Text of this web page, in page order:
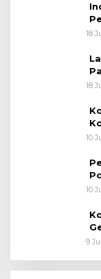
18
18
10
10
9